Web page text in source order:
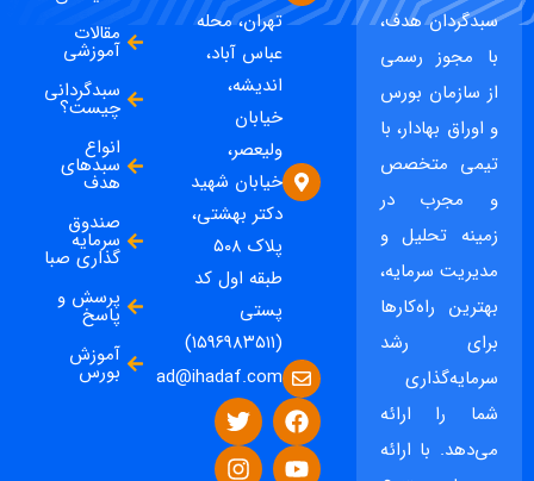
سبدگردان هدف،
با مجوز رسمی
از سازمان بورس
و اوراق بهادار، با
تیمی متخصص
و مجرب در
زمینه تحلیل و
مدیریت سرمایه،
بهترین راه‌کارها
برای رشد
سرمایه‌گذاری
شما را ارائه
می‌دهد. با ارائه
تهران، محله
عباس آباد،
اندیشه،
خیابان
ولیعصر،
خیابان شهید
دکتر بهشتی،
پلاک ۵۰۸
طبقه اول کد
پستی
(۱۵۹۶۹۸۳۵۱۱)
ad@ihadaf.com
مقالات
آموزشی
سبدگردانی
چیست؟
انواع
سبدهای
هدف
صندوق
سرمایه
گذاری صبا
پرسش و
پاسخ
آموزش
بورس